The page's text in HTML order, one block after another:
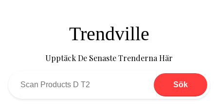
Trendville
Upptäck De Senaste Trenderna Här
Sök